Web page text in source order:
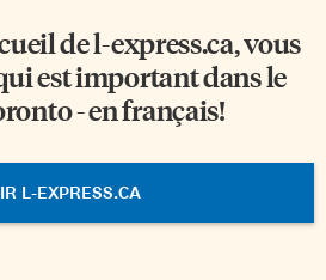
del-express.ca, vous
est important dans le
- en français!
L-EXPRESS.CA